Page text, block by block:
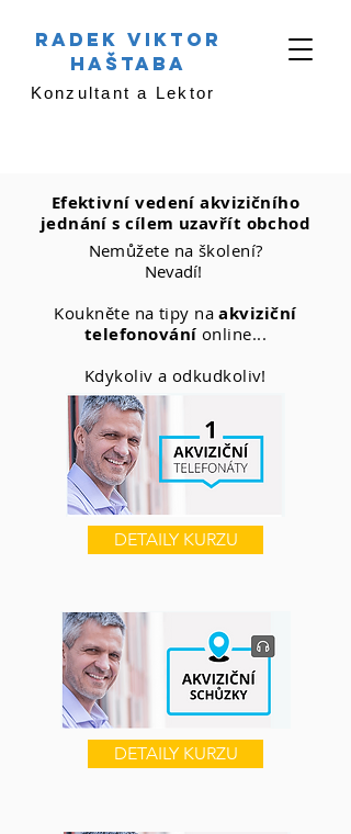
RADEK VIKTOR
HAŠTABA
Konzultant a Lektor
Nemůžete na školení?
Nevadí!
Koukněte na tipy naakviziční
telefonování online...
Kdykoliv a odkudkoliv!
Efektivní vedení akvizičního
jednání s cílem uzavřít obchod
DETAILY KURZU
DETAILY KURZU